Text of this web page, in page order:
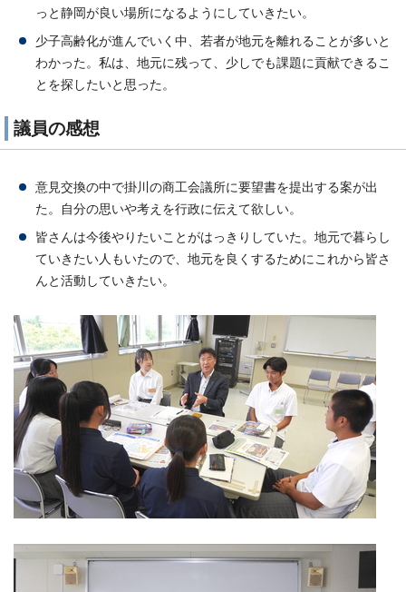
っと静岡が良い場所になるようにしていきたい。
少子高齢化が進んでいく中、若者が地元を離れることが多いと
わかった。私は、地元に残って、少しでも課題に貢献できるこ
とを探したいと思った。
議員の感想
意見交換の中で掛川の商工会議所に要望書を提出する案が出
た。自分の思いや考えを行政に伝えて欲しい。
皆さんは今後やりたいことがはっきりしていた。地元で暮らし
ていきたい人もいたので、地元を良くするためにこれから皆さ
んと活動していきたい。